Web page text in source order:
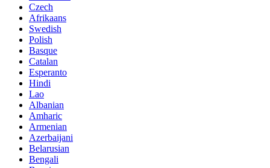
Czech
Afrikaans
Swedish
Polish
Basque
Catalan
Esperanto
Hindi
Lao
Albanian
Amharic
Armenian
Azerbaijani
Belarusian
Bengali